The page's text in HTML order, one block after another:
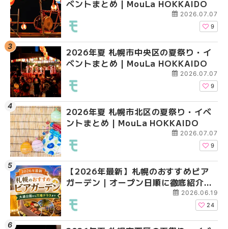
ベントまとめ | MouLa HOKKAIDO
2026.07.07
9
2026年夏 札幌市中央区の夏祭り・イ
ベントまとめ | MouLa HOKKAIDO
2026.07.07
9
2026年夏 札幌市北区の夏祭り・イベ
ントまとめ | MouLa HOKKAIDO
2026.07.07
9
【2026年最新】札幌のおすすめビア
ガーデン｜オープン日順に徹底紹介！
大通公園から穴場テラスまで | MouLa
HOKKAIDO
2026.06.19
24
ベントまとめ |
2026年夏 札幌市豊平
ベントまとめ |
2026年夏 札幌市西区
ントまとめ | MouLa
2026年夏 札幌市清田
ベントまとめ |
ントまとめ | MouLa
2026年夏 札幌市白石
ベントまとめ |
2026年夏 札幌市西区
ントまとめ | MouLa
2026年夏 札幌市清田
ベントまとめ |